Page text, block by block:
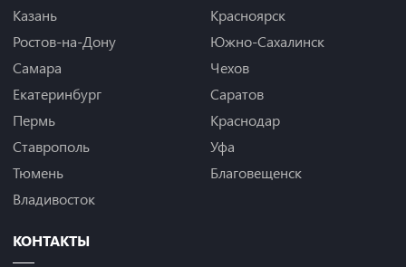
Казань
Ростов-на-Дону
Самара
Екатеринбург
Пермь
Ставрополь
Тюмень
Владивосток
Красноярск
Южно-Сахалинск
Чехов
Саратов
Краснодар
Уфа
Благовещенск
КОНТАКТЫ